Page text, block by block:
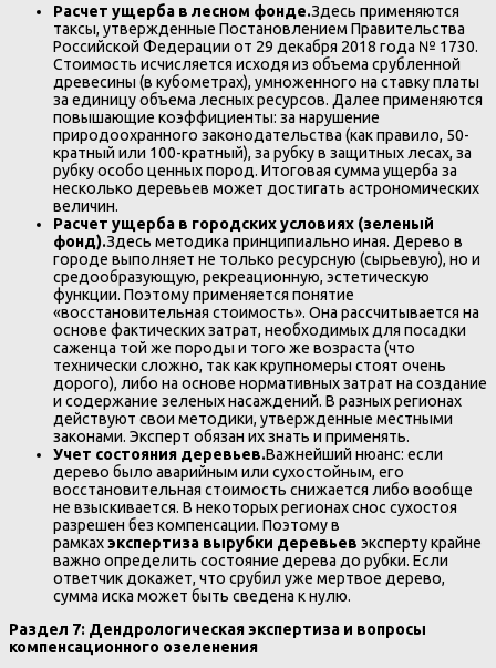
Расчет ущерба в лесном фонде.Здесь применяются
таксы, утвержденные Постановлением Правительства
Российской Федерации от 29 декабря 2018 года № 1730.
Стоимость исчисляется исходя из объема срубленной
древесины (в кубометрах), умноженного на ставку платы
за единицу объема лесных ресурсов. Далее применяются
повышающие коэффициенты: за нарушение
природоохранного законодательства (как правило, 50-
кратный или 100-кратный), за рубку в защитных лесах, за
рубку особо ценных пород. Итоговая сумма ущерба за
несколько деревьев может достигать астрономических
величин.
Расчет ущерба в городских условиях (зеленый
фонд).Здесь методика принципиально иная. Дерево в
городе выполняет не только ресурсную (сырьевую), но и
средообразующую, рекреационную, эстетическую
функции. Поэтому применяется понятие
«восстановительная стоимость». Она рассчитывается на
основе фактических затрат, необходимых для посадки
саженца той же породы и того же возраста (что
технически сложно, так как крупномеры стоят очень
дорого), либо на основе нормативных затрат на создание
и содержание зеленых насаждений. В разных регионах
действуют свои методики, утвержденные местными
законами. Эксперт обязан их знать и применять.
Учет состояния деревьев.Важнейший нюанс: если
дерево было аварийным или сухостойным, его
восстановительная стоимость снижается либо вообще
не взыскивается. В некоторых регионах снос сухостоя
разрешен без компенсации. Поэтому в
рамкахэкспертиза вырубки деревьев эксперту крайне
важно определить состояние дерева до рубки. Если
ответчик докажет, что срубил уже мертвое дерево,
сумма иска может быть сведена к нулю.
Раздел 7: Дендрологическая экспертиза и вопросы
компенсационного озеленения